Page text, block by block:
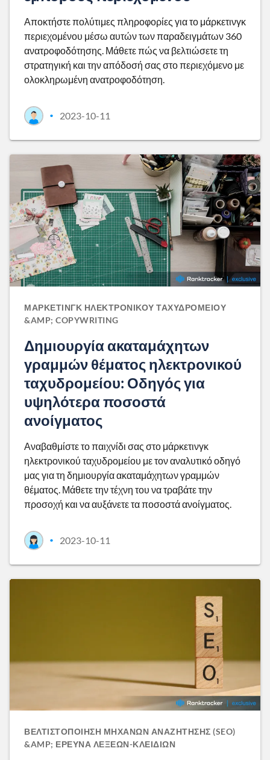
Αποκτήστε πολύτιμες πληροφορίες για το μάρκετινγκ
περιεχομένου μέσω αυτών των παραδειγμάτων 360
ανατροφοδότησης. Μάθετε πώς να βελτιώσετε τη
στρατηγική και την απόδοσή σας στο περιεχόμενο με
ολοκληρωμένη ανατροφοδότηση.
• 2023-10-11
ΜΆΡΚΕΤΙΝΓΚ ΗΛΕΚΤΡΟΝΙΚΟΎ ΤΑΧΥΔΡΟΜΕΊΟΥ
&AMP; COPYWRITING
Δημιουργία ακαταμάχητων
γραμμών θέματος ηλεκτρονικού
ταχυδρομείου: Οδηγός για
υψηλότερα ποσοστά
ανοίγματος
Αναβαθμίστε το παιχνίδι σας στο μάρκετινγκ
ηλεκτρονικού ταχυδρομείου με τον αναλυτικό οδηγό
μας για τη δημιουργία ακαταμάχητων γραμμών
θέματος. Μάθετε την τέχνη του να τραβάτε την
προσοχή και να αυξάνετε τα ποσοστά ανοίγματος.
• 2023-10-11
ΒΕΛΤΙΣΤΟΠΟΊΗΣΗ ΜΗΧΑΝΏΝ ΑΝΑΖΉΤΗΣΗΣ (SEO)
&AMP; ΈΡΕΥΝΑ ΛΈΞΕΩΝ-ΚΛΕΙΔΙΏΝ